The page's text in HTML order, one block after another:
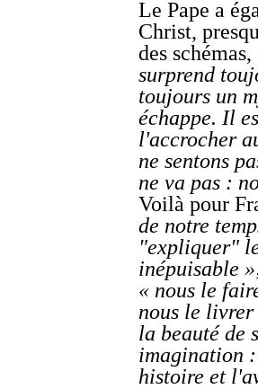
Le Pape a
Christ,
des
surprend
toujours un
échappe. Il
l'accrocher
ne sentons
ne va pas :
Voilà pour
de notre
"expliquer"
inépuisable
« nous le
nous le
la beauté de
imagination
histoire et